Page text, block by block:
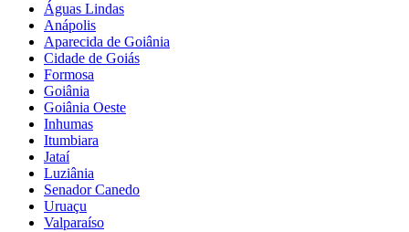
Águas Lindas
Anápolis
Aparecida de Goiânia
Cidade de Goiás
Formosa
Goiânia
Goiânia Oeste
Inhumas
Itumbiara
Jataí
Luziânia
Senador Canedo
Uruaçu
Valparaíso